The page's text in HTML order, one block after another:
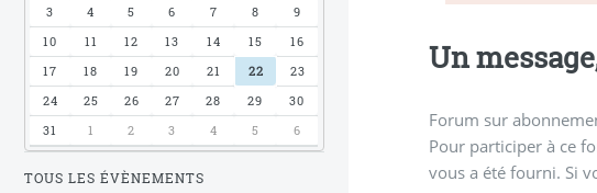
Un
Forum sur
Pour participer à ce
vous a été fourni. Si
3
4 5 6 7 8
9
10
11 12 13 14 15
16
17
18 19 20 21 22
23
24
25 26 27 28 29
30
31
1 2 3 4 5 6
TOUS LES ÉVÈNEMENTS